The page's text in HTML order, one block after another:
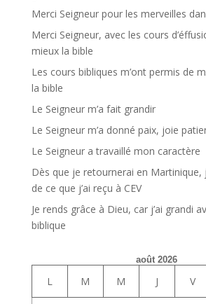
Merci Seigneur pour les merveilles
Merci Seigneur, avec les cours
mieux la bible
Les cours bibliques m’ont permis de
la bible
Le Seigneur m’a fait grandir
Le Seigneur m’a donné paix, joie
Le Seigneur a travaillé mon caractère
Dès que je retournerai en Martinique,
de ce que j’ai reçu à CEV
Je rends grâce à Dieu, car j’ai grandi
biblique
août 2026
L M M J V